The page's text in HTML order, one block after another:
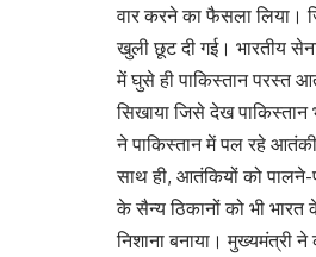
वार करने का फैसला लिया।
खुली छूट दी गई। भारतीय
में घुसे ही पाकिस्तान परस्त
सिखाया जिसे देख
ने पाकिस्तान में पल रहे
साथ ही, आतंकियों को पालने-
के सैन्य ठिकानों को भी भारत
निशाना बनाया। मुख्यमंत्री